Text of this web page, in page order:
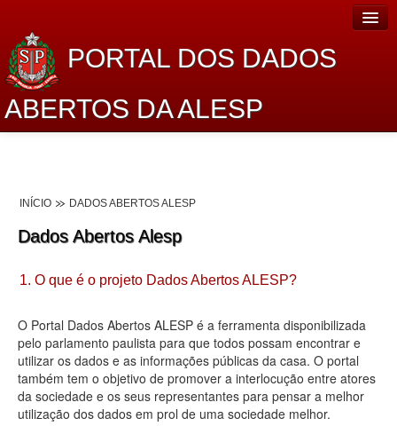
PORTAL DOS DADOS
ABERTOS DA ALESP
Lei de Acesso à Informação
Dados Governamentais Abertos
Planejamento
Catálogo de dados
Processo Legislativo
Deputados Estaduais
INÍCIO DADOS ABERTOS ALESP
Dados Abertos Alesp
1. O que é o projeto Dados Abertos ALESP?
O Portal Dados Abertos ALESP é a ferramenta disponibilizada
pelo parlamento paulista para que todos possam encontrar e
utilizar os dados e as informações públicas da casa. O portal
também tem o objetivo de promover a interlocução entre atores
da sociedade e os seus representantes para pensar a melhor
utilização dos dados em prol de uma sociedade melhor.